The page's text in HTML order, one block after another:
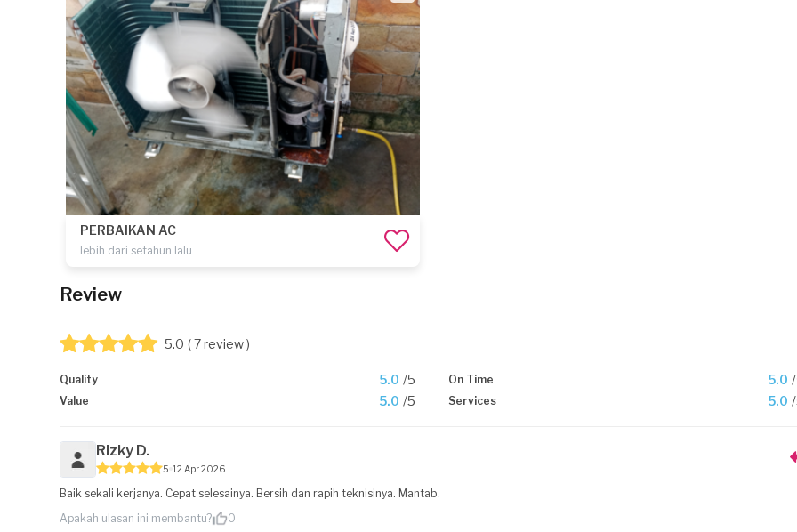
PERBAIKAN AC
lebih dari setahun lalu
Review
5.0 ( 7 review )
Quality 5.0 /5 On Time 5.0
Value 5.0 /5 Services 5.0
Rizky D.
5 12 Apr 2026
Baik sekali kerjanya. Cepat selesainya. Bersih dan rapih teknisinya. Mantab.
Apakah ulasan ini membantu?
0